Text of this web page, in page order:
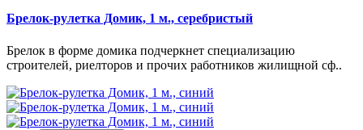
Брелок-рулетка Домик, 1 м., серебристый
Брелок в форме домика подчеркнет специализацию
строителей, риелторов и прочих работников жилищной сф..